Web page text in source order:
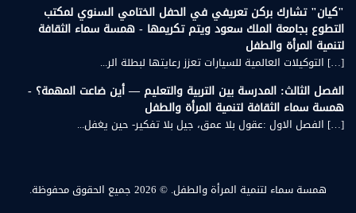
"كيان" تشارك بركن تعريفي في الحفل الختامي السنوي لمكتب
التطوع بجامعة الملك سعود ويتم تكريمها - همسة سماء الثقافة
لتنمية المرأة والطفل
[…] التوكيلات العالمية للسيارات تعزز رعايتها لبطلة الر...
الفصل الثالث: المدرسة بين التربية والتعليم — أين ضاعت المهمة؟ -
همسة سماء الثقافة لتنمية المرأة والطفل
[…] الفصل الاول :عقول بلا عمق، جيل بلا تفكير- حين يغفل...
همسة سماء لتنمية المرأة والطفل. © 2026 جميع الحقوق محفوظة.